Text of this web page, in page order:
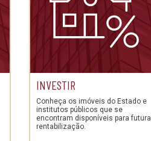
INVESTIR
Conheça os imóveis do Estado e
institutos públicos que se
encontram disponíveis para futura
rentabilização.